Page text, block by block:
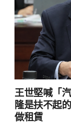
王世堅喊「
隆是扶不起
做租賃